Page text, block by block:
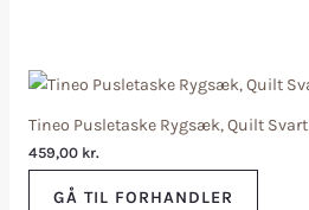
Tineo Pusletaske Rygsæk, Quilt Svart
459,00 kr.
GÅ TIL FORHANDLER